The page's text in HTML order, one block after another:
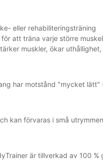
eller rehabiliteringsträning
att träna varje större
muskler, ökar
har motstånd "mycket
kan förvaras i små
är tillverkad av 100